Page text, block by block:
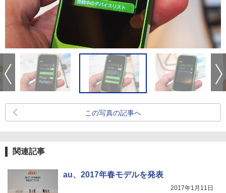
この写真の記事へ
関連記事
au、2017年春モデルを発表
2017年1月11日